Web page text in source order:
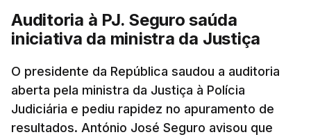
Auditoria à PJ. Seguro saúda
iniciativa da ministra da Justiça
O presidente da República saudou a auditoria
aberta pela ministra da Justiça à Polícia
Judiciária e pediu rapidez no apuramento de
resultados. António José Seguro avisou que